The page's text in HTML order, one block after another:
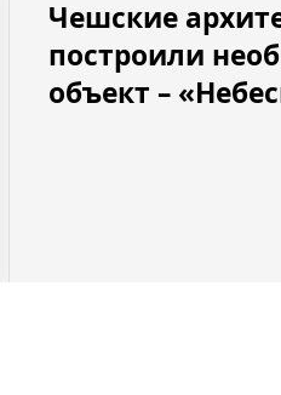
Чешские
построили
объект –